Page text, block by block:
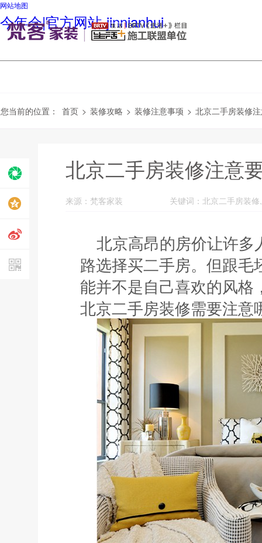
网站地图
今年会|官方网站-jinnianhui
您当前的位置： 首页 > 装修攻略 > 装修注意事项 > 北京二手房装修
北京二手房装修注意
来源：梵客家装
北京高昂的房价让许
路选择买二手房。但跟
能并不是自己喜欢的风
北京二手房装修需要注意